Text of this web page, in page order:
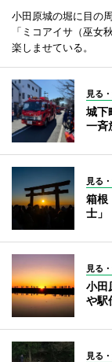
小田原城の堀に目の
「ミコアイサ（巫女
楽しませている。
見る
城下
一斉
見る
箱根
士」
見る
小田
や駅
見る